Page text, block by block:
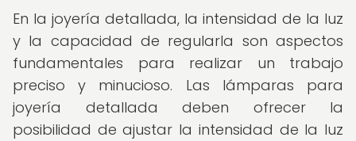
En la joyería detallada, la intensidad de la luz
y la capacidad de regularla son aspectos
fundamentales para realizar un trabajo
preciso y minucioso. Las lámparas para
joyería detallada deben ofrecer la
posibilidad de ajustar la intensidad de la luz